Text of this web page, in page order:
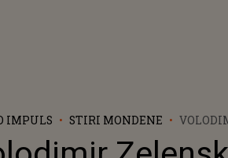
IMPULS STIRI MONDENE